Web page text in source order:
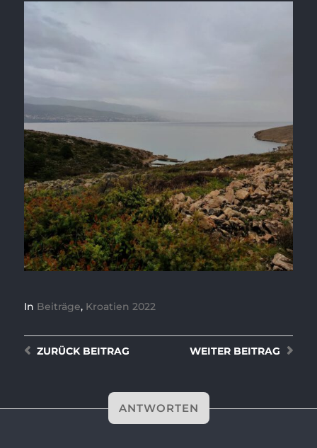
In Beiträge, Kroatien 2022
WEITER BEITRAG
ZURÜCKBEITRAG
ANTWORTEN